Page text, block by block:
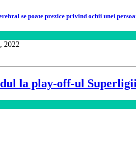
se poate prezice privind ochii unei
2022
la play-off-ul